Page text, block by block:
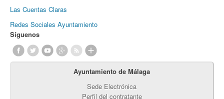
Las Cuentas Claras
Redes Sociales Ayuntamiento
Síguenos
Ayuntamiento de Málaga
Sede Electrónica
Perfil del contratante